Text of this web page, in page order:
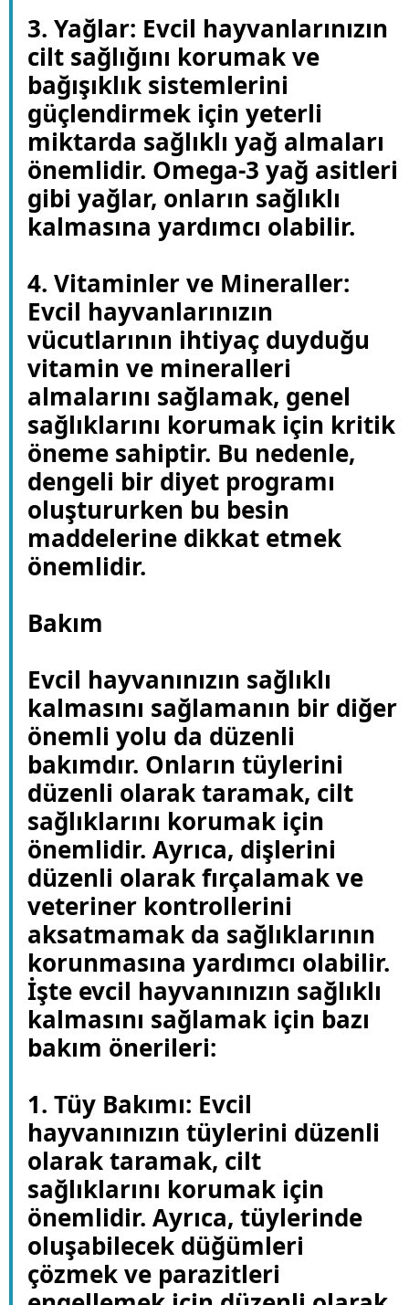
3. Yağlar: Evcil hayvanlarınızın
cilt sağlığını korumak ve
bağışıklık sistemlerini
güçlendirmek için yeterli
miktarda sağlıklı yağ almaları
önemlidir. Omega-3 yağ asitleri
gibi yağlar, onların sağlıklı
kalmasına yardımcı olabilir.
4. Vitaminler ve Mineraller:
Evcil hayvanlarınızın
vücutlarının ihtiyaç duyduğu
vitamin ve mineralleri
almalarını sağlamak, genel
sağlıklarını korumak için kritik
öneme sahiptir. Bu nedenle,
dengeli bir diyet programı
oluştururken bu besin
maddelerine dikkat etmek
önemlidir.
Bakım
Evcil hayvanınızın sağlıklı
kalmasını sağlamanın bir diğer
önemli yolu da düzenli
bakımdır. Onların tüylerini
düzenli olarak taramak, cilt
sağlıklarını korumak için
önemlidir. Ayrıca, dişlerini
düzenli olarak fırçalamak ve
veteriner kontrollerini
aksatmamak da sağlıklarının
korunmasına yardımcı olabilir.
İşte evcil hayvanınızın sağlıklı
kalmasını sağlamak için bazı
bakım önerileri:
1. Tüy Bakımı: Evcil
hayvanınızın tüylerini düzenli
olarak taramak, cilt
sağlıklarını korumak için
önemlidir. Ayrıca, tüylerinde
oluşabilecek düğümleri
çözmek ve parazitleri